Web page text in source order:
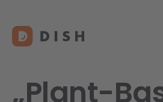
„Plant-